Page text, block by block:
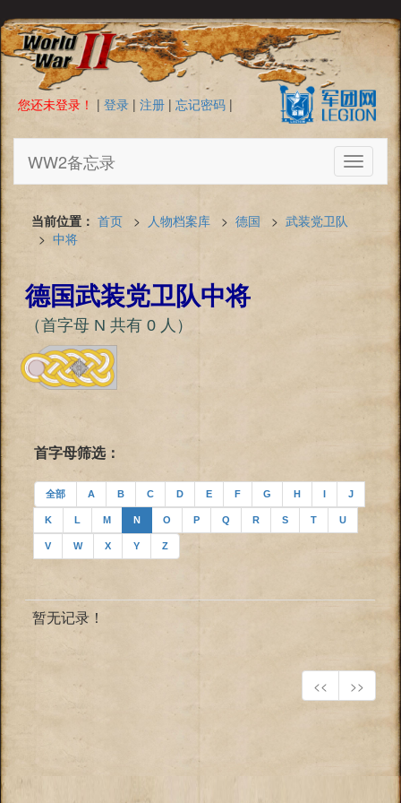
您还未登录！ | 登录 | 注册 | 忘记密码 |
Toggle
WW2备忘录
当前位置： 首页 > 人物档案库 > 德国 > 武装党卫队
> 中将
德国武装党卫队中将
（首字母 N 共有 0 人）
首字母筛选：
全部 A B C D E F G H I J
K L M N O P Q R S T U
V W X Y Z
暂无记录！
<< >>